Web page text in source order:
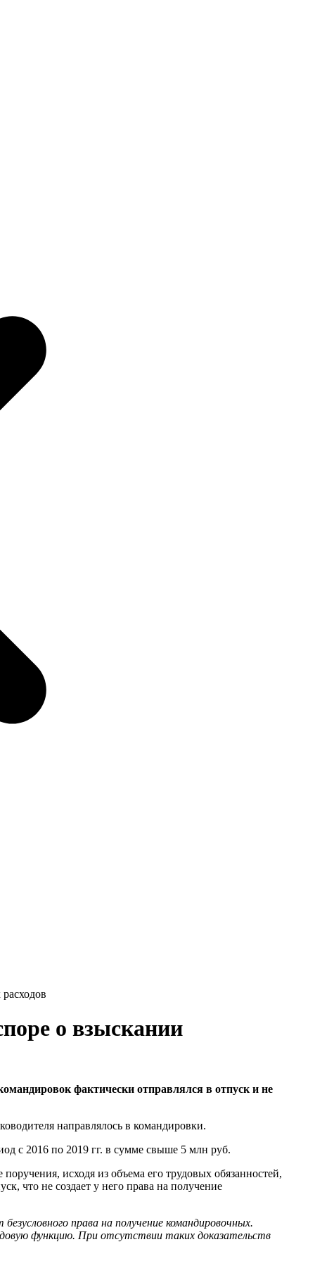
о взыскании
фактически отправлялся в отпуск и не
направлялось в командировки.
с 2016 по 2019 гг. в сумме свыше 5 млн руб.
исходя из объема его трудовых обязанностей,
что не создает у него права на получение
права на получение командировочных.
функцию. При отсутствии таких доказательств